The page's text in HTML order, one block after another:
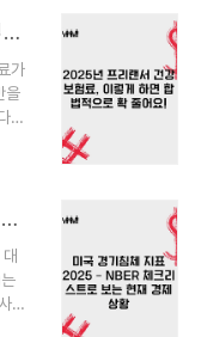
에
받
직
2025년 프리랜서 건강보험료, 이렇게 하면 합법적으로 확 줄어요!
가
을
가
소
미국 경기침체 지표 2025 – NBER 체크리스트로 보는 현재 경제 상황
용